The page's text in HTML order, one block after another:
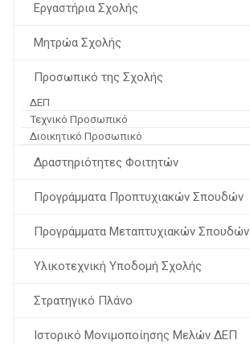
Εργαστήρια Σχολής
Μητρώα Σχολής
Προσωπικό της Σχολής
ΔΕΠ
Τεχνικό Προσωπικό
Διοικητικό Προσωπικό
Δραστηριότητες Φοιτητών
Προγράμματα Προπτυχιακών Σπουδών
Προγράμματα Μεταπτυχιακών Σπουδών
Υλικοτεχνική Υποδομή Σχολής
Στρατηγικό Πλάνο
Ιστορικό Μονιμοποίησης Μελών ΔΕΠ